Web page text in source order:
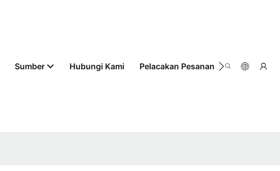
Sumber Hubungi Kami Pelacakan Pesanan